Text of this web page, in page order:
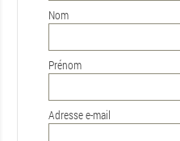
Nom
Prénom
Adresse e-mail